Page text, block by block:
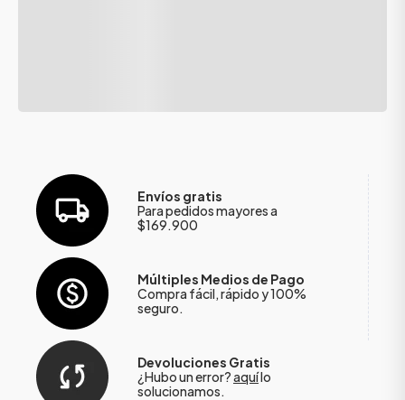
Envíos gratis
Para pedidos mayores a
$169.900
Múltiples Medios de Pago
Compra fácil, rápido y 100%
seguro.
Devoluciones Gratis
¿Hubo un error?aquílo
solucionamos.